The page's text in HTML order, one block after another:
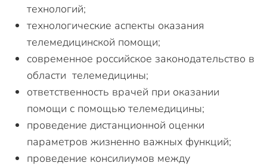
технологий;
технологические аспекты оказания
телемедицинской помощи;
современное российское законодательство в
области телемедицины;
ответственность врачей при оказании
помощи с помощью телемедицины;
проведение дистанционной оценки
параметров жизненно важных функций;
проведение консилиумов между